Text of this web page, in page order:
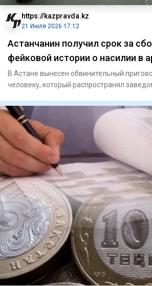
https://kazpravda.kz
21 Июля 2026 17:12
Астанчанин получил срок за
фейковой истории о насилии в
В Астане вынесен обвинительный
человеку, который распространял